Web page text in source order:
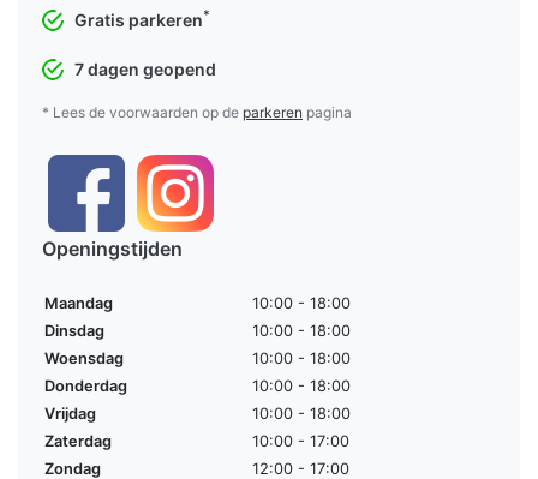
Gratis parkeren*
7 dagen geopend
* Lees de voorwaarden op de parkeren pagina
Openingstijden
Maandag
10:00 - 18:00
Dinsdag
10:00 - 18:00
Woensdag
10:00 - 18:00
Donderdag
10:00 - 18:00
Vrijdag
10:00 - 18:00
Zaterdag
10:00 - 17:00
Zondag
12:00 - 17:00